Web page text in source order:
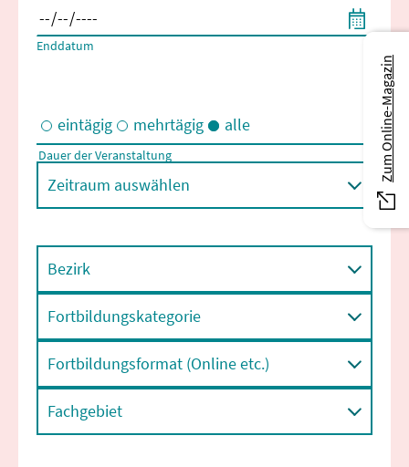
Enddatum
Eintägige und/oder mehrtägige Veranstaltungen
eintägig mehrtägig alle
Dauer der Veranstaltung
Zeitraum auswählen
Bezirk
Fortbildungskategorie
Fortbildungsformat (Online etc.)
Fachgebiet
Zum Online-Magazin